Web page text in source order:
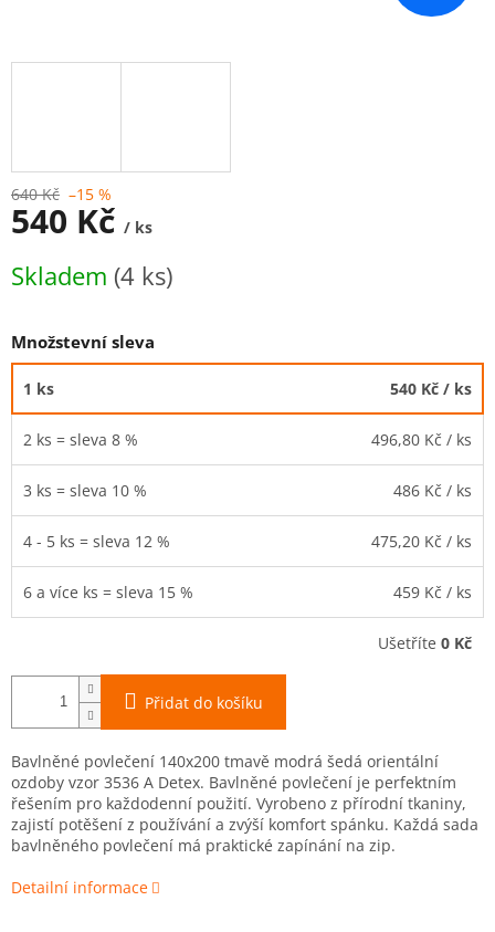
640 Kč –15 %
540 Kč / ks
cena:
Skladem (4 ks)
Množstevní sleva
1 ks 540 Kč / ks
2 ks = sleva 8 % 496,80 Kč / ks
3 ks = sleva 10 % 486 Kč / ks
4 - 5 ks = sleva 12 % 475,20 Kč / ks
6 a více ks = sleva 15 % 459 Kč / ks
Ušetříte 0 Kč
Přidat do košíku
Bavlněné povlečení 140x200 tmavě modrá šedá orientální
ozdoby vzor 3536 A Detex. Bavlněné povlečení je perfektním
řešením pro každodenní použití. Vyrobeno z přírodní tkaniny,
zajistí potěšení z používání a zvýší komfort spánku. Každá sada
bavlněného povlečení má praktické zapínání na zip.
Detailní informace